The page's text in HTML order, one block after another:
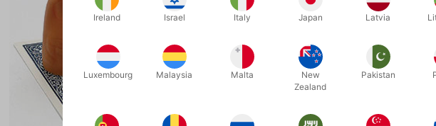
Ireland Israel Italy Japan Latvia
Luxembourg Malaysia Malta
New
Zealand
Pakistan